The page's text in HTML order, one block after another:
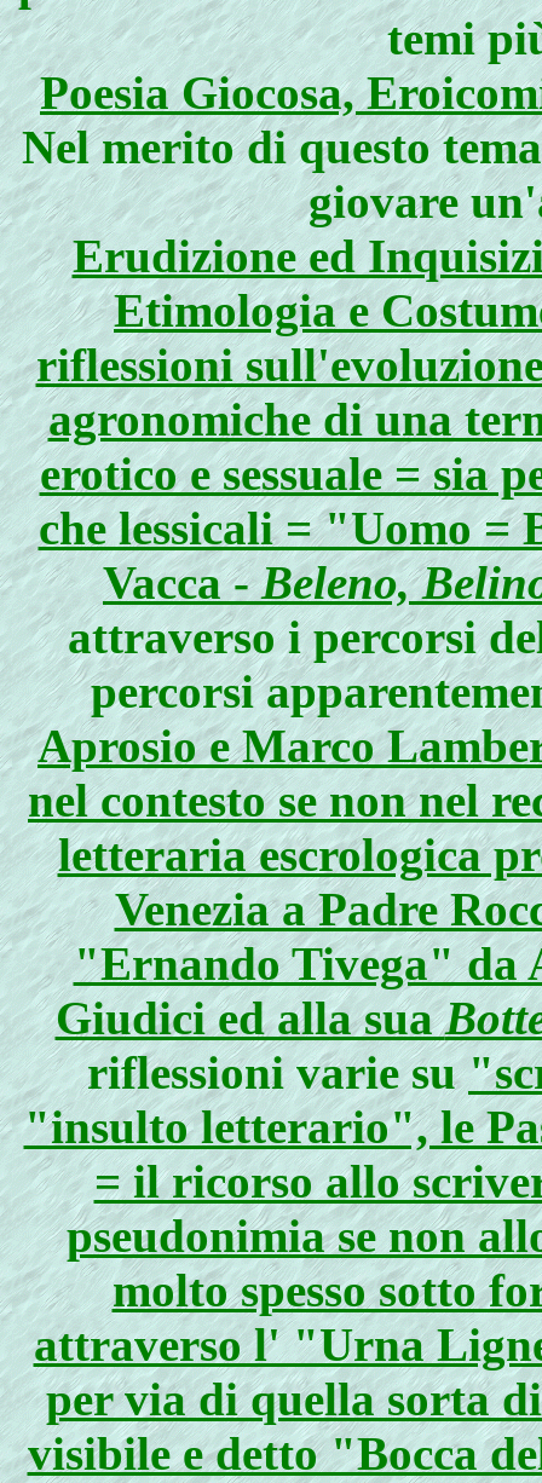
temi
Poesia Giocosa,
Nel merito di questo
giovare
Erudizione ed
Etimologia e
riflessioni
agronomiche di una
erotico e sessuale = sia
che lessicali = "Uomo =
Vacca -Beleno,
attraverso i percorsi
percorsi
Aprosio e Marco
nel contesto se non nel
letteraria escrologica
Venezia a Padre
"Ernando Tivega" da
Giudici ed alla sua
riflessioni varie su
"insulto letterario", le
= il ricorso allo
pseudonimia se non
molto spesso sotto
attraverso l' "Urna
per via di quella sorta
visibile e detto "Bocca